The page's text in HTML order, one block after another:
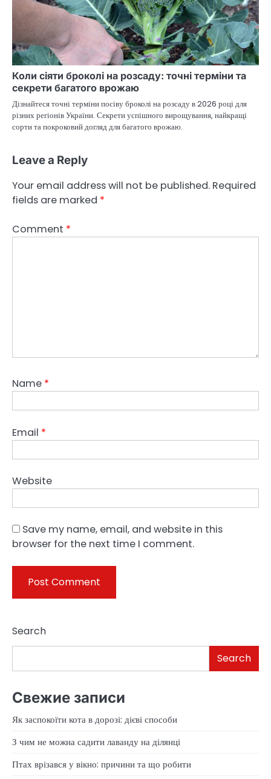
Коли сіяти броколі на розсаду: точні терміни та
секрети багатого врожаю
Дізнайтеся точні терміни посіву броколі на розсаду в 2026 році для
різних регіонів України. Секрети успішного вирощування, найкращі
сорти та покроковий догляд для багатого врожаю.
Leave a Reply
Your email address will not be published. Required
fields are marked *
Comment *
Name *
Email *
Website
Save my name, email, and website in this
browser for the next time I comment.
Search
Search
Свежие записи
Як заспокоїти кота в дорозі: дієві способи
З чим не можна садити лаванду на ділянці
Птах врізався у вікно: причини та що робити